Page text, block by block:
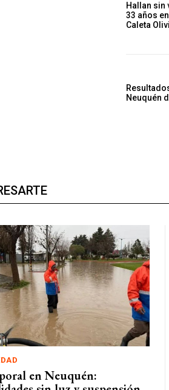
Hallan sin
33 años
Caleta
Neuquén
en Neuquén: